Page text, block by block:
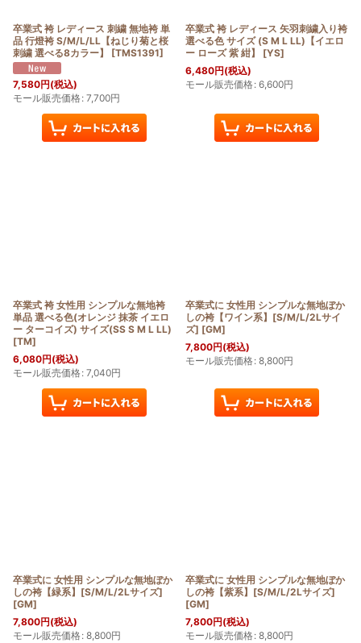
卒業式 袴 レディース 刺繍 無地袴 単
品 行燈袴 S/M/L/LL【ねじり菊と桜
刺繍 選べる8カラー】
[TMS1391]
7,580円(税込)
モール販売価格: 7,700円
卒業式 袴 レディース 矢羽刺繍入り袴
選べる色 サイズ (S M L LL)【イエロ
ー ローズ 紫 紺】
[YS]
6,480円(税込)
モール販売価格: 6,600円
卒業式 袴 女性用 シンプルな無地袴
単品 選べる色(オレンジ 抹茶 イエロ
ー ターコイズ) サイズ(SS S M L LL)
[TM]
6,080円(税込)
モール販売価格: 7,040円
卒業式に 女性用 シンプルな無地ぼか
しの袴【ワイン系】[S/M/L/2Lサイ
ズ] [GM]
7,800円(税込)
モール販売価格: 8,800円
卒業式に 女性用 シンプルな無地ぼか
しの袴【緑系】[S/M/L/2Lサイズ]
[GM]
7,800円(税込)
モール販売価格: 8,800円
卒業式に 女性用 シンプルな無地ぼか
しの袴【紫系】[S/M/L/2Lサイズ]
[GM]
7,800円(税込)
モール販売価格: 8,800円